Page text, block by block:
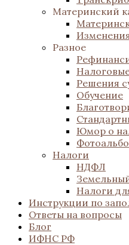
Материнский
Разное
Решения
Обучение
Юмор о
Налоги
НДФЛ
Налоги
Инструкции по
Ответы на вопросы
Блог
ИФНС РФ